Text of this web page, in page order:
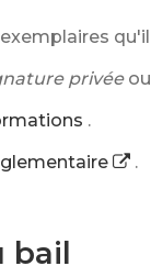
privée
.
.
bail